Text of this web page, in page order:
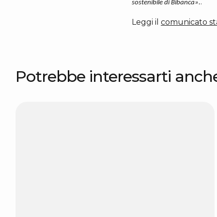
sostenibile di Bibanca».
Leggi il comunicato
Potrebbe interessarti